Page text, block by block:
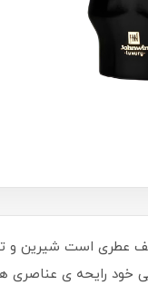
عطری است شیرین و
خود رایحه ی عناصری